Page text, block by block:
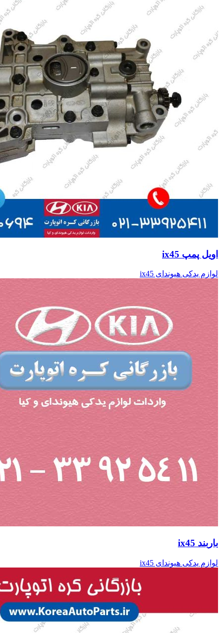
اویل پمپ ix45
لوازم یدکی هیوندای ix45
باربند ix45
لوازم یدکی هیوندای ix45